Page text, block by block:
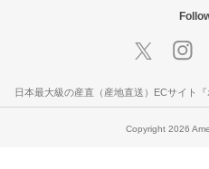
日本最大級の産直（産地直送）ECサイト
Copyright 2026